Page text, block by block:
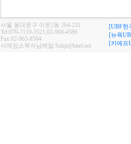
서울 동대문구 이문2동 264-231
Tel:070-7119-3521,02-968-4586
Fax:02-965-8594
서제임스목자님메일:Suhjt@hitel.net
[UBF한
[뉴욕
[키에프